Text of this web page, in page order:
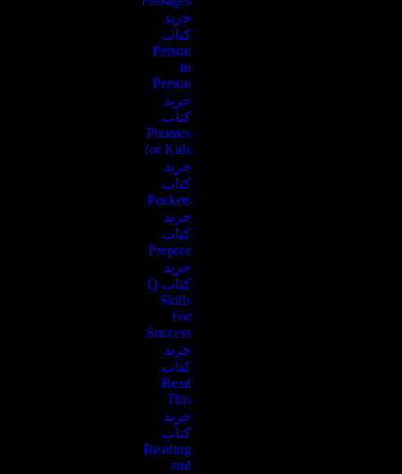
خرید
کتاب
Person
to
Person
خرید
کتاب
Phonics
for Kids
خرید
کتاب
Pockets
خرید
کتاب
Prepare
خرید
کتاب Q
Skills
For
Success
خرید
کتاب
Read
This
خرید
کتاب
Reading
and